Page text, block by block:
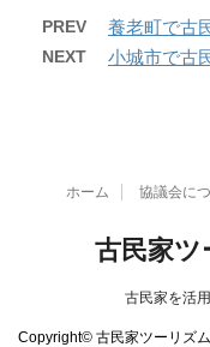
PREV 養老町で古
NEXT 小城市で古
ホーム 協議会に
古民家ツ
古民家を活
Copyright© 古民家ツーリズ